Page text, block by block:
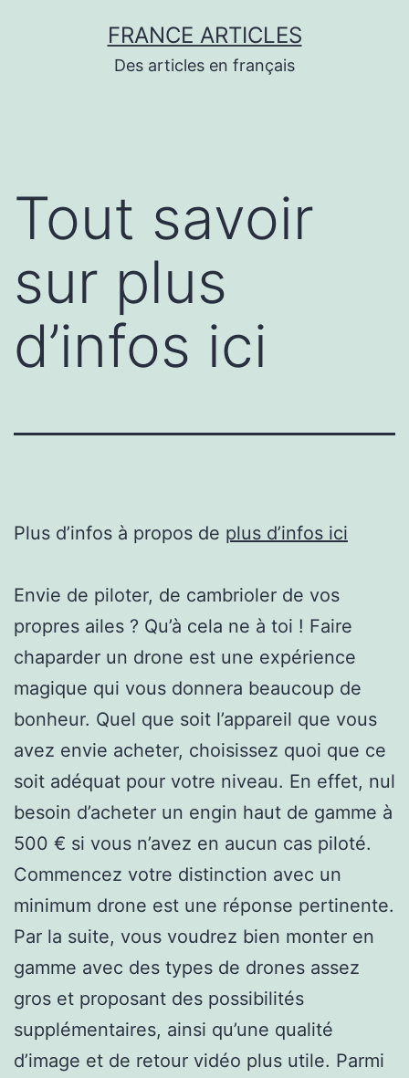
FRANCE ARTICLES
Des articles en français
Tout savoir
sur plus
d’infos ici
Plus d’infos à propos de plus d’infos ici
Envie de piloter, de cambrioler de vos
propres ailes ? Qu’à cela ne à toi ! Faire
chaparder un drone est une expérience
magique qui vous donnera beaucoup de
bonheur. Quel que soit l’appareil que vous
avez envie acheter, choisissez quoi que ce
soit adéquat pour votre niveau. En effet, nul
besoin d’acheter un engin haut de gamme à
500 € si vous n’avez en aucun cas piloté.
Commencez votre distinction avec un
minimum drone est une réponse pertinente.
Par la suite, vous voudrez bien monter en
gamme avec des types de drones assez
gros et proposant des possibilités
supplémentaires, ainsi qu’une qualité
d’image et de retour vidéo plus utile. Parmi